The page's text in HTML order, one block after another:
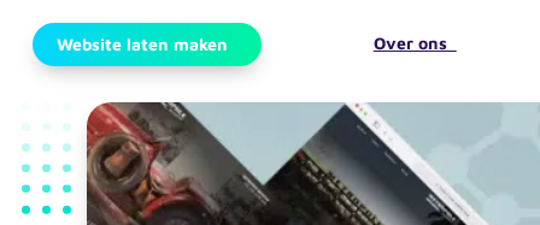
Website laten maken Over ons